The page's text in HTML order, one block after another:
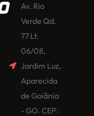
Av. Rio
Verde Qd.
77 Lt.
06/08,
Jardim Luz,
Aparecida
de Goiânia
- GO. CEP: